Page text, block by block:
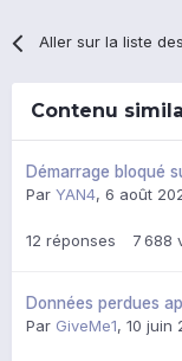
Aller sur la liste
Contenu
Démarrage bloqué
Par YAN4, 6 août
12 réponses 7 688
Données perdues
Par GiveMe1, 10 juin